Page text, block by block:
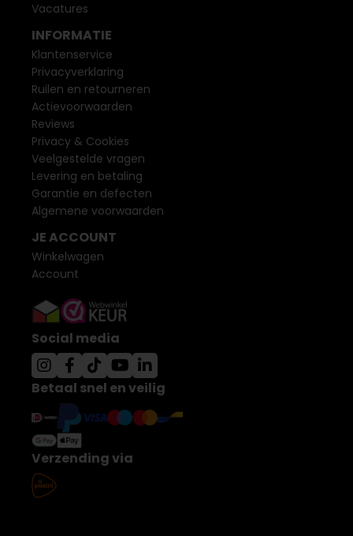
Vacatures
INFORMATIE
Klantenservice
Privacyverklaring
Ruilen en retourneren
Actievoorwaarden
Reviews
Privacy & Cookies
Veelgestelde vragen
Levering en betaling
Garantie en defecten
Algemene voorwaarden
JE ACCOUNT
Winkelwagen
Account
Social media
Betaal snel en veilig
Verzending via